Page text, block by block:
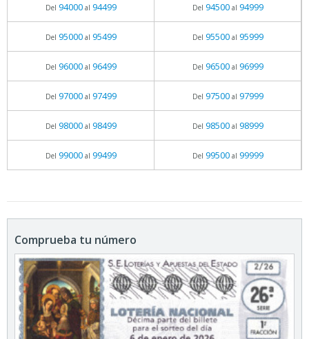
Del 94000al 94499 Del 94500al 94999
Del 95000al 95499 Del 95500al 95999
Del 96000al 96499 Del 96500al 96999
Del 97000al 97499 Del 97500al 97999
Del 98000al 98499 Del 98500al 98999
Del 99000al 99499 Del 99500al 99999
Comprueba tu número